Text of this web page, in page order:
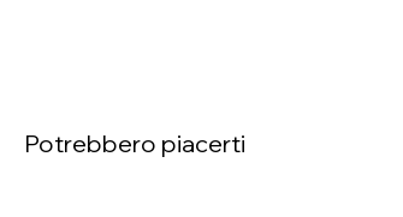
Potrebbero piacerti